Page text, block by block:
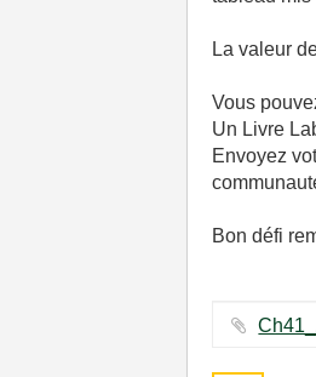
La valeur
Vous
Un Livre
Envoyez
Bon défi